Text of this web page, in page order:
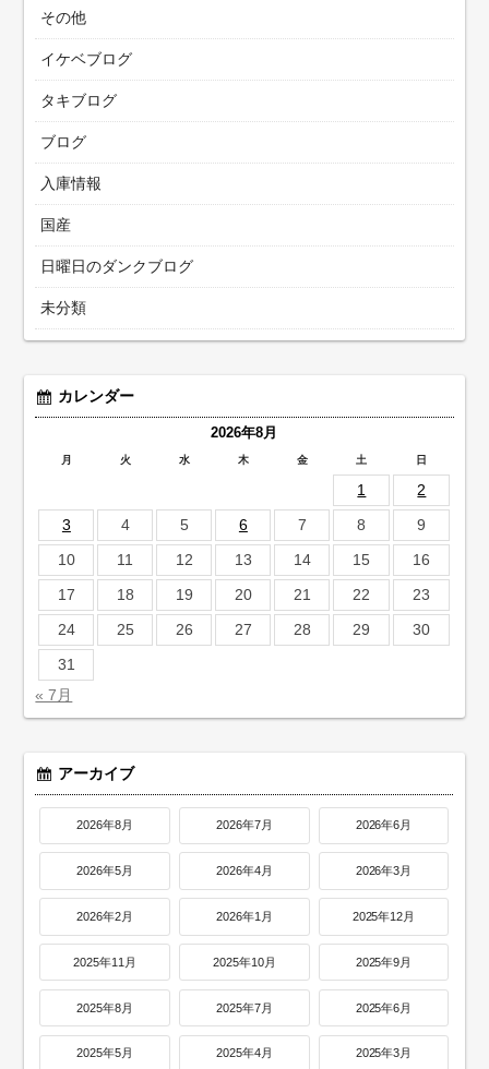
その他
イケベブログ
タキブログ
ブログ
入庫情報
国産
日曜日のダンクブログ
未分類
カレンダー
2026年8月
月 火 水 木 金 土 日
1
2
3
4 5 6 7 8
9
10
11 12 13 14 15
16
17
18 19 20 21 22
23
24
25 26 27 28 29
30
31
« 7月
アーカイブ
2026年8月 2026年7月 2026年6月
2026年5月 2026年4月 2026年3月
2026年2月 2026年1月 2025年12月
2025年11月 2025年10月 2025年9月
2025年8月 2025年7月 2025年6月
2025年5月 2025年4月 2025年3月